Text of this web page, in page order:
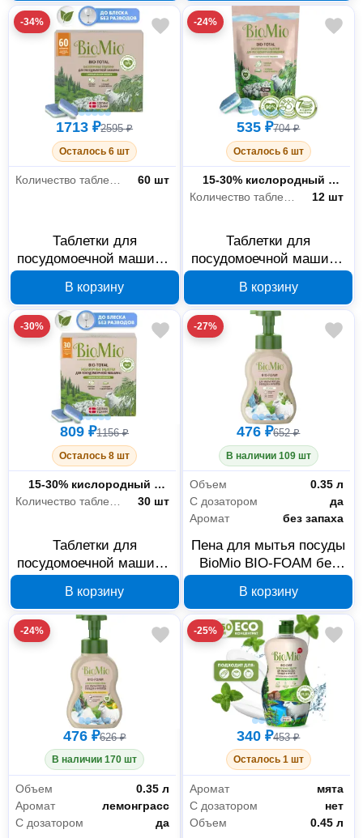
510.73090.0101
-34%
1713 ₽2595 ₽
Осталось 6 шт
Количество таблеток в упаковке 60 шт
Таблетки для
посудомоечной машины
Эвкалипт 60 шт
510.26090.0101
В корзину
-24%
535 ₽704 ₽
Осталось 6 шт
Состав
15-30% кислородный отбеливающий агент; ˂ 5% поликарбоксилаты, неионогенные ПАВ, натуральная отдушка – эфирное масло эвкалипта, энзимы, лимонен.
Количество таблеток в упаковке
12 шт
Таблетки для
посудомоечной машины
Эвкалипт 12 шт
510.44090.0101
В корзину
-30%
809 ₽1156 ₽
Осталось 8 шт
Состав
15-30% кислородный отбеливающий агент; ˂ 5% поликарбоксилаты, неионогенные ПАВ, натуральная отдушка – эфирное масло эвкалипта, энзимы, лимонен.
30 шт
Таблетки для
посудомоечной машины
Эвкалипт 30 шт
510.04090.0101
В корзину
-27%
476 ₽652 ₽
В наличии 109 шт
Объем
0.35 л
С дозатором
да
Аромат
без запаха
Пена для мытья посуды
BioMio BIO-FOAM без
В корзину
-24%
476 ₽626 ₽
В наличии 170 шт
Объем
0.35 л
Аромат
лемонграсс
С дозатором
да
-25%
340 ₽453 ₽
Осталось 1 шт
Аромат
мята
С дозатором
нет
Объем
0.45 л